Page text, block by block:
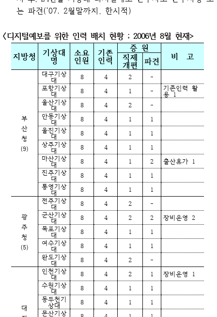
는 파견(‘07. 2월말까지, 한시적)
〈디지털예보를 위한 인력 배치 현황 ; 2006년 8월 현재>
지방청 기상대
명
소요
인원
기존
인력
증 원
비 고
직제
개편 파견
부
산
청
(9)
대구기상
대 8 4 2
-
포항기상
대 8 4 1 - 기존인력 활
용 1
울산기상
대 8 4 2
-
안동기상
대 8 4 1
1
울진기상
대 8 4 1
1
상주기상
대 8 4 1
1
마산기상
대 8 4 1 2
출산휴가 1
진주기상
대 8 4 1
1
통영기상
대 8 4 1 1
광
주
청
(5)
전주기상
대 8 4 2
-
군산기상
대 8 4 2 2
장비운영 2
목포기상
대 8 4 1
1
여수기상
대 8 4 1
1
완도기상
대 8 4 2 -
대
인천기상
대 8 4 2 1
장비운영 1
수원기상
대 8 4 1
1
동두천기
상대 8 4 1
1
문산기상